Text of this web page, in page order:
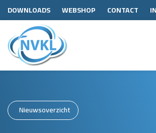
DOWNLOADS WEBSHOP CONTACT
Nieuwsoverzicht